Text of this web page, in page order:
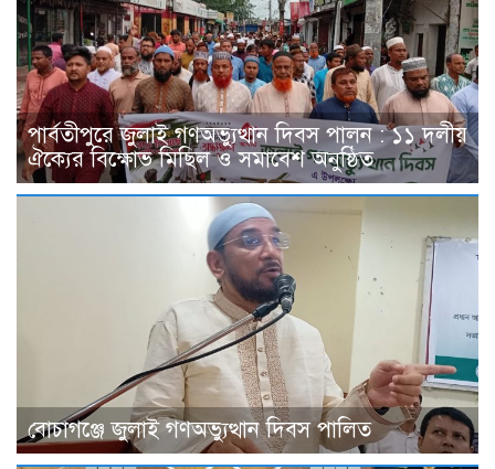
পার্বতীপুরে জুলাই গণঅভ্যুত্থান দিবস পালন : ১১ দলীয়
ঐক্যের বিক্ষোভ মিছিল ও সমাবেশ অনুষ্ঠিত
বোচাগঞ্জে জুলাই গণঅভ্যুত্থান দিবস পালিত